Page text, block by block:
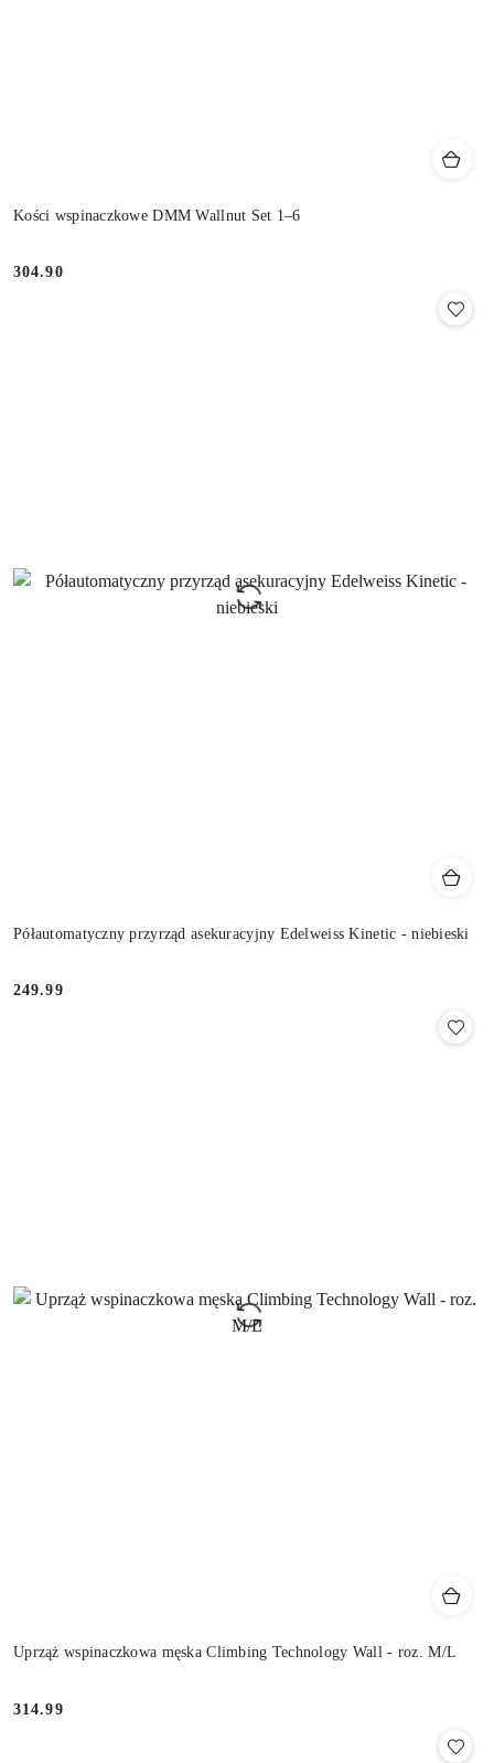
Kości wspinaczkowe DMM Wallnut Set 1–6
Cena:
304.90
Półautomatyczny przyrząd asekuracyjny Edelweiss Kinetic - niebieski
Cena:
249.99
Uprząż wspinaczkowa męska Climbing Technology Wall - roz. M/L
Cena:
314.99